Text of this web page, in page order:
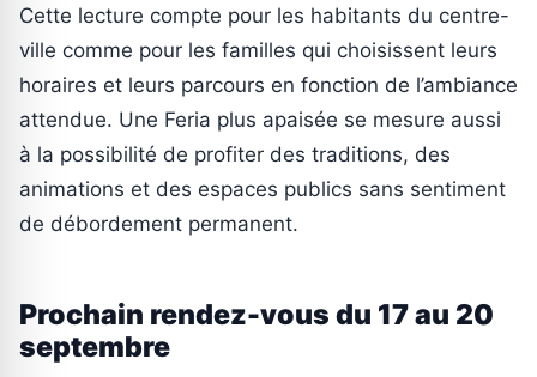
Cette lecture compte pour les habitants du centre-
ville comme pour les familles qui choisissent leurs
horaires et leurs parcours en fonction de l’ambiance
attendue. Une Feria plus apaisée se mesure aussi
à la possibilité de profiter des traditions, des
animations et des espaces publics sans sentiment
de débordement permanent.
Prochain rendez-vous du 17 au 20
septembre